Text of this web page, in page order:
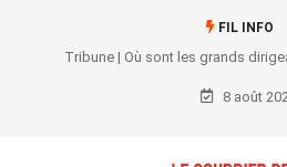
FIL INFO
Tribune | Où sont les grands
8 août